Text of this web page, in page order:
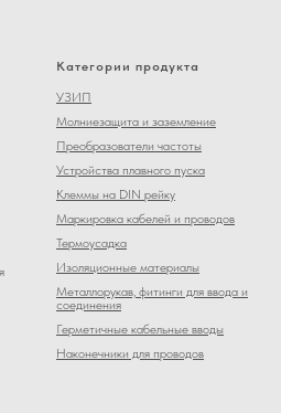
Категории продукта
УЗИП
Молниезащита и заземление
Преобразователи частоты
Устройства плавного пуска
Клеммы на DIN рейку
Маркировка кабелей и проводов
Термоусадка
Изоляционные материалы
Металлорукав, фитинги для ввода и
соединения
Герметичные кабельные вводы
Наконечники для проводов